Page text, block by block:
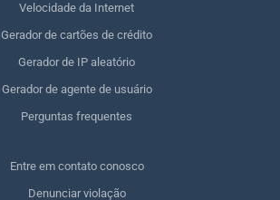
Velocidade da Internet
Gerador de cartões de crédito
Gerador de IP aleatório
Gerador de agente de usuário
Perguntas frequentes
Entre em contato conosco
Denunciar violação